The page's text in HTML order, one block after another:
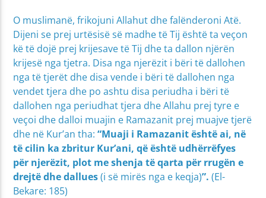
O muslimanë, frikojuni Allahut dhe falënderoni Atë.
Dijeni se prej urtësisë së madhe të Tij është ta veçon
kë të dojë prej krijesave të Tij dhe ta dallon njërën
krijesë nga tjetra. Disa nga njerëzit i bëri të dallohen
nga të tjerët dhe disa vende i bëri të dallohen nga
vendet tjera dhe po ashtu disa periudha i bëri të
dallohen nga periudhat tjera dhe Allahu prej tyre e
veçoi dhe dalloi muajin e Ramazanit prej muajve tjerë
dhe në Kur’an tha:“Muaji i Ramazanit është ai, në
të cilin ka zbritur Kur’ani, që është udhërrëfyes
për njerëzit, plot me shenja të qarta për rrugën e
drejtë dhe dallues(i së mirës nga e keqja)”.(El-
Bekare: 185)